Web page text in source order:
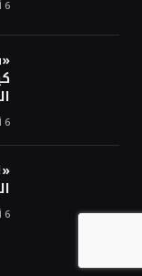
6 أغسطس، 2026
6 أغسطس، 2026
6 أغسطس، 2026